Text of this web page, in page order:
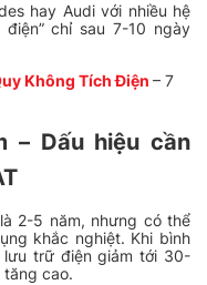
hay Audi với nhiều hệ
chỉ sau 7-10 ngày
Không Tích Điện – 7
– Dấu hiệu cần
2-5 năm, nhưng có thể
khắc nghiệt. Khi bình
trữ điện giảm tới 30-
cao.